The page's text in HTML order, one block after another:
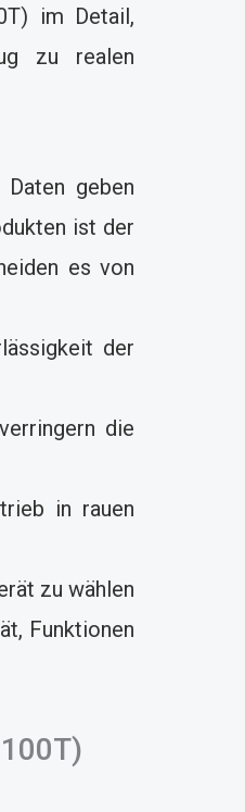
im Detail,
zu realen
geben
ist der
es von
der
die
in rauen
zu wählen
Funktionen